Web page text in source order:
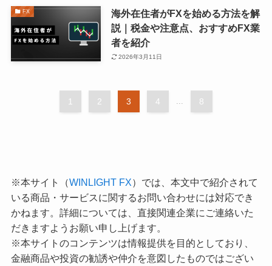
FX
海外在住者がFXを始める方法を解
説｜税金や注意点、おすすめFX業
者を紹介
2026年3月11日
1 2 3 4 ... 8
※本サイト（WINLIGHT FX）では、本文中で紹介されて
いる商品・サービスに関するお問い合わせには対応でき
かねます。詳細については、直接関連企業にご連絡いた
だきますようお願い申し上げます。
※本サイトのコンテンツは情報提供を目的としており、
金融商品や投資の勧誘や仲介を意図したものではござい